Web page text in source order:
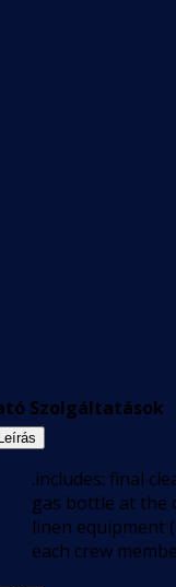
Szolgáltatások
Leírás
.includes: final
gas bottle at the
linen equipment
each crew